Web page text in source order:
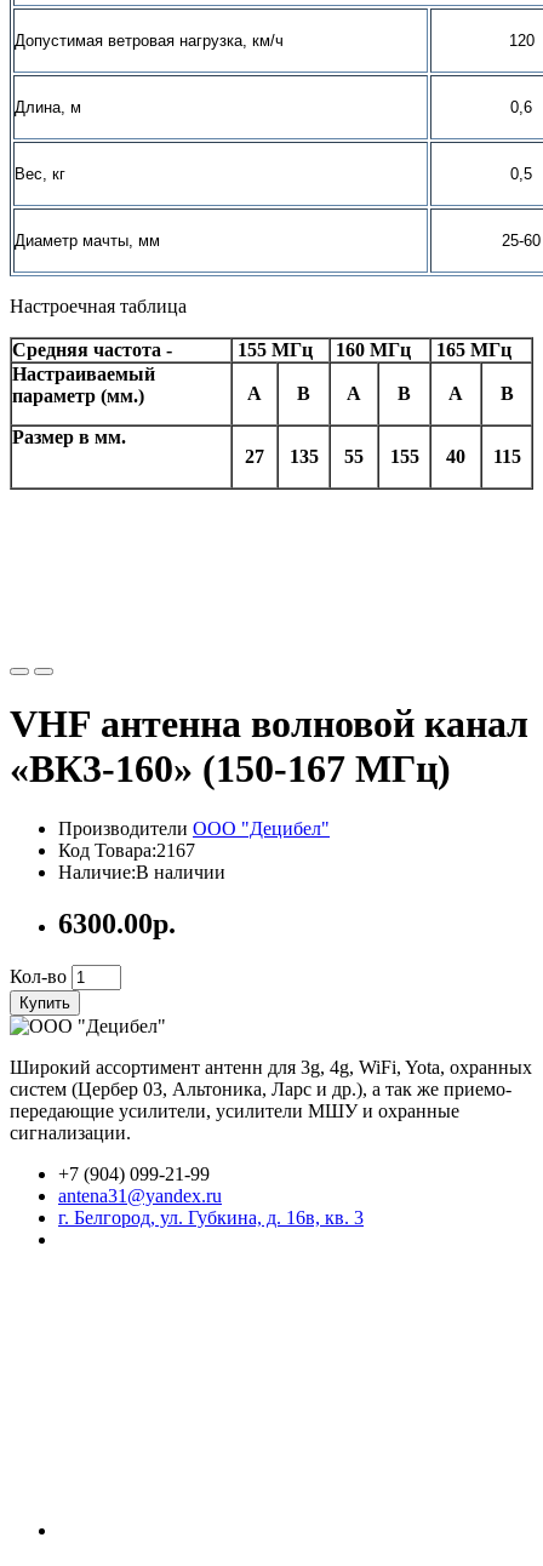
Допустимая ветровая нагрузка, км/ч 120
Длина, м 0,6
Вес, кг 0,5
Диаметр мачты, мм 25-60
Настроечная таблица
Средняя частота - 155 МГц 160 МГц
165 МГц
Настраиваемый
параметр (мм.)
А В А В А В
Размер в мм.
27
135 55 155 40 115
VHF антенна волновой канал
«ВК3-160» (150-167 МГц)
Производители ООО "Децибел"
Код Товара:2167
Наличие:В наличии
6300.00р.
Кол-во
Купить
Широкий ассортимент антенн для 3g, 4g, WiFi, Yota, охранных
систем (Цербер 03, Альтоника, Ларс и др.), а так же приемо-
передающие усилители, усилители МШУ и охранные
сигнализации.
+7 (904) 099-21-99
antena31@yandex.ru
г. Белгород, ул. Губкина, д. 16в, кв. 3